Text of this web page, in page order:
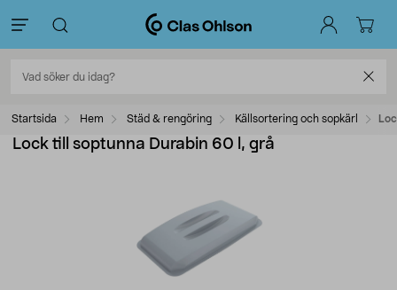
Startsida Hem Städ & rengöring Källsortering och sopkärl
Lock till soptunna Durabin 60 l, grå